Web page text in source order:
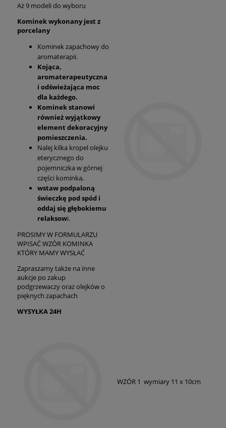
Aż 9 modeli do wyboru
Kominek wykonany jest z
porcelany
Kominek zapachowy do
aromaterapii.
Kojąca,
aromaterapeutyczna
i odświeżająca moc
dla każdego.
Kominek stanowi
również wyjątkowy
element dekoracyjny
pomieszczenia.
Nalej kilka kropel olejku
eterycznego do
pojemniczka w górnej
części kominka,
wstaw podpaloną
świeczkę pod spód i
oddaj się głębokiemu
relaksowi.
PROSIMY W FORMULARZU
WPISAĆ WZÓR KOMINKA
KTÓRY MAMY WYSŁAĆ
Zapraszamy także na inne
aukcje po zakup
podgrzewaczy oraz olejków o
pięknych zapachach
WYSYŁKA 24H
WZÓR 1 wymiary 11 x 10cm